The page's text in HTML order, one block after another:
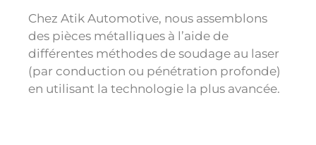
Chez Atik Automotive, nous assemblons
des pièces métalliques à l’aide de
différentes méthodes de soudage au laser
(par conduction ou pénétration profonde)
en utilisant la technologie la plus avancée.